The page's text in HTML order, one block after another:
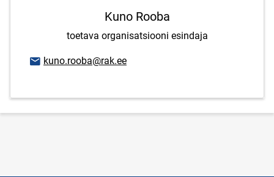
Kuno Rooba
toetava organisatsiooni esindaja
E-posti aadress
kuno.rooba@rak.ee